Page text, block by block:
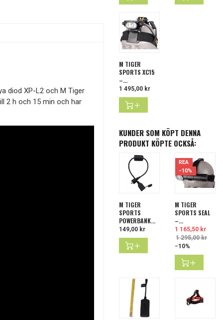
diod XP-L2 och M Tiger
2 h och 15 min och har
M TIGER
SPORTS XC15
–...
Pris
1 495,00 kr
KUNDER SOM KÖPT DENNA
PRODUKT KÖPTE OCKSÅ:
M TIGER
SPORTS
POWERBANK...
Pris
149,00 kr
REA
−10%
M TIGER
SPORTS SEAL
–...
Pris
1 165,50 kr
1 295,00 kr
−10%